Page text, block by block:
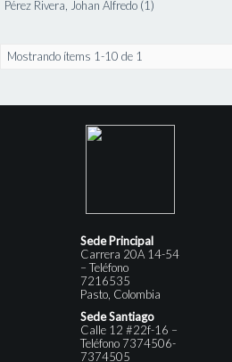
Pérez Rivera, Johan Alfredo (1)
Mostrando ítems 1-10 de 1
Sede Principal
Carrera 20A 14-54
– Teléfono
7216535
Pasto, Colombia
Sede Santiago
Calle 12 #22f-16 –
Teléfono 7374506-
7374505